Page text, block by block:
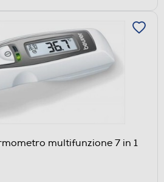
multifunzione 7 in 1